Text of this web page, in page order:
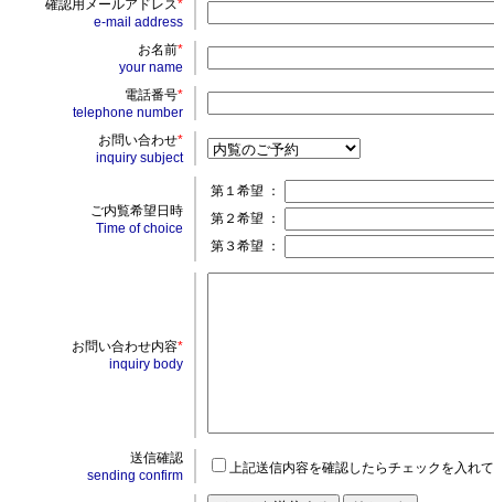
確認用メールアドレス*
e-mail address
お名前*
your name
電話番号*
telephone number
お問い合わせ*
inquiry subject
ご内覧希望日時
Time of choice
第１希望 ：
第２希望 ：
第３希望 ：
お問い合わせ内容*
inquiry body
送信確認
sending confirm
上記送信内容を確認したらチェックを入れ